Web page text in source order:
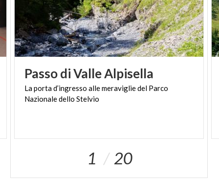
PassodiValleAlpisella
Laportad’ingresso allemeravigliedel Parco
Nazionaledello Stelvio
1 20